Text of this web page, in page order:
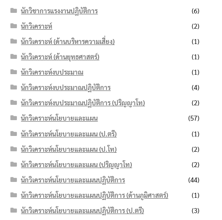
นักวิชาการแรงงานปฏิบัติการ
(6)
นักวิเคราะห์
(2)
นักวิเคราะห์ (ด้านบริหารความเสี่ยง)
(1)
นักวิเคราะห์ (ด้านยุทธศาสตร์)
(1)
นักวิเคราะห์งบประมาณ
(1)
นักวิเคราะห์งบประมาณปฏิบัติการ
(4)
นักวิเคราะห์งบประมาณปฏิบัติการ (ปริญญาโท)
(2)
นักวิเคราะห์นโยบายและแผน
(57)
นักวิเคราะห์นโยบายและแผน (ป.ตรี)
(1)
นักวิเคราะห์นโยบายและแผน (ป.โท)
(2)
นักวิเคราะห์นโยบายและแผน (ปริญญาโท)
(2)
นักวิเคราะห์นโยบายและแผนปฏิบัติการ
(44)
นักวิเคราะห์นโยบายและแผนปฏิบัติการ (ด้านภูมิศาสตร์)
(1)
นักวิเคราะห์นโยบายและแผนปฏิบัติการ (ป.ตรี)
(3)